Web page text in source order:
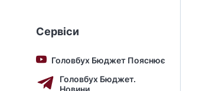
Сервіси
Головбух Бюджет Пояснює
Головбух Бюджет.
Новини